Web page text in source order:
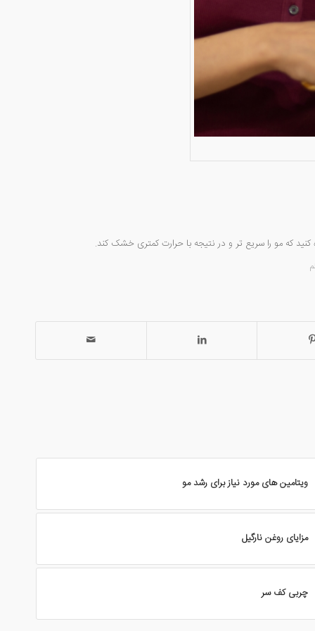
که مو را سریع تر و در نتیجه با حرارت کمتری خشک کند.
ویتامین های مورد نیاز برای رشد مو
مزایای روغن نارگیل
چربی کف سر